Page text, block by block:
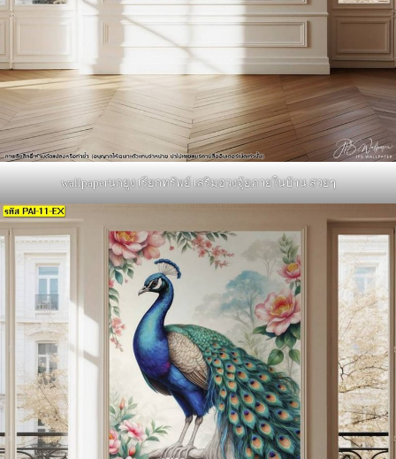
wallpaperนกยูง เรียกทรัพย์ เสริมฮวงจุ้ยภายในบ้าน สวยๆ